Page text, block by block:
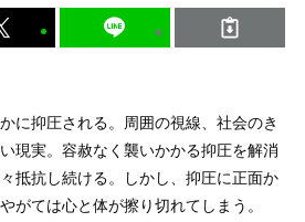
に抑圧される。周囲の視線、社会のき
現実。容赦なく襲いかかる抑圧を解消
抵抗し続ける。しかし、抑圧に正面か
がては心と体が擦り切れてしまう。